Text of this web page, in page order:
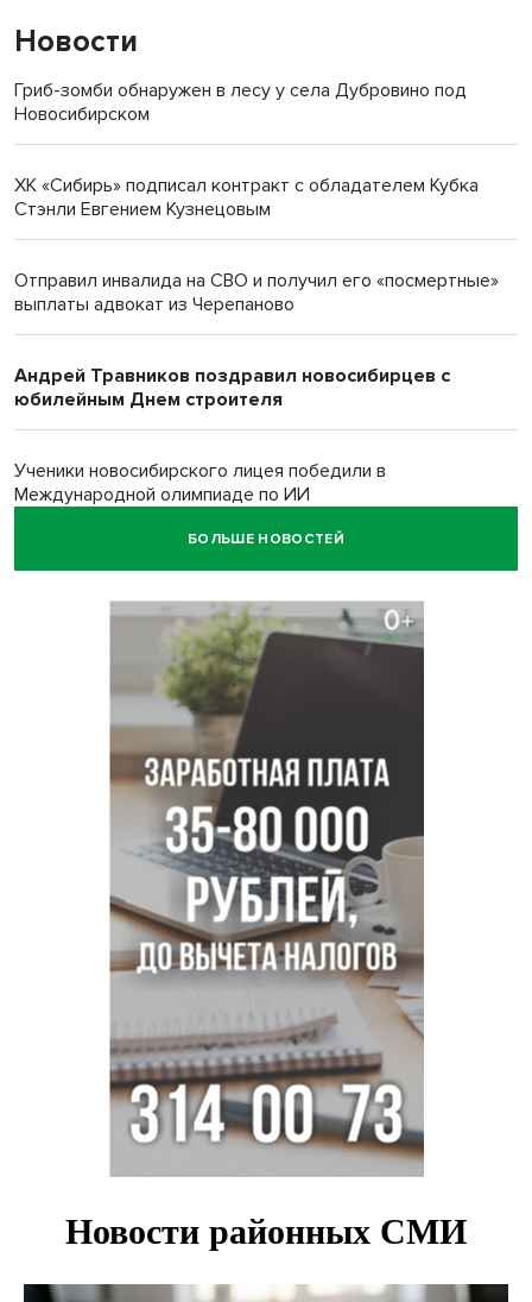
Новости
Гриб-зомби обнаружен в лесу у села Дубровино под
Новосибирском
ХК «Сибирь» подписал контракт с обладателем Кубка
Стэнли Евгением Кузнецовым
Отправил инвалида на СВО и получил его «посмертные»
выплаты адвокат из Черепаново
Андрей Травников поздравил новосибирцев с
юбилейным Днем строителя
Ученики новосибирского лицея победили в
Международной олимпиаде по ИИ
БОЛЬШЕ НОВОСТЕЙ